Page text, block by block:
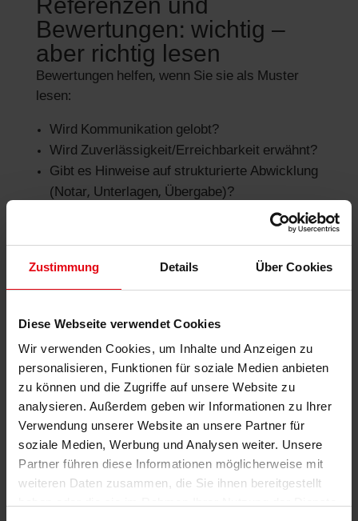
Zustimmung Details Über Cookies
Diese Webseite verwendet Cookies
Wir verwenden Cookies, um Inhalte und Anzeigen zu
personalisieren, Funktionen für soziale Medien anbieten
zu können und die Zugriffe auf unsere Website zu
analysieren. Außerdem geben wir Informationen zu Ihrer
Verwendung unserer Website an unsere Partner für
soziale Medien, Werbung und Analysen weiter. Unsere
Partner führen diese Informationen möglicherweise mit
weiteren Daten zusammen, die Sie ihnen bereitgestellt
Referenzen und
Bewertungen: wichtig –
aber richtig lesen
Bewertungen helfen, wenn Sie sie als Muster
lesen:
Wird Kommunikation gelobt?
Wird Zuverlässigkeit/Erreichbarkeit erwähnt?
Gibt es Hinweise auf strukturierte Abwicklung
(Notar, Unterlagen, Übergabe)?
Wirkt es wiederholt konsistent – oder nur
Landau: Was kostet ein
Makler – und wer zahlt?
einheitlich gesetzlich festgelegt, sondern
regional „ortsüblich“. Für Rheinland-Pfalz findet
man häufig Spannen und Beispiele:
Für Rheinland-Pfalz wird oft ein Gesamtwert bis